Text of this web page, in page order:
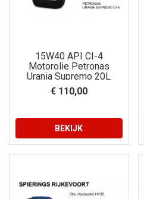
15W40 API CI-4
Motorolie Petronas
Urania Supremo 20L
€ 110,00
BEKIJK